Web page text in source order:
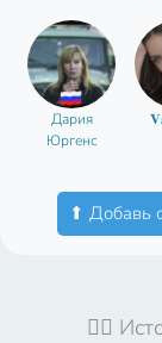
Дария
Юргенс
⬆ Добавь
🤦‍♀️